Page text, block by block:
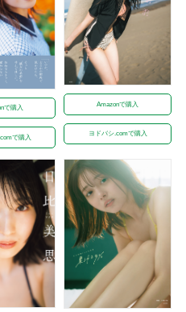
で購入
で購入
Amazonで購入
ヨドバシ.comで購入